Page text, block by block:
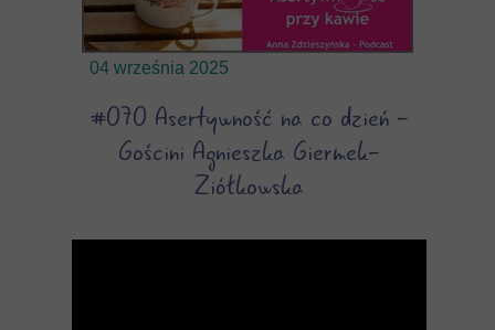
04 września 2025
#070 Asertywność na co dzień -
Gościni Agnieszka Giermek-
Ziółkowska